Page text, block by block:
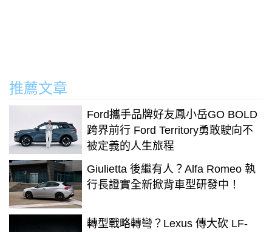
推薦文章
Ford攜手品牌好友鳳小岳GO BOLD
跨界前行 Ford Territory勇敢駛向不
被定義的人生旅程
Giulietta 後繼有人？Alfa Romeo 執
行長證實全新掀背車型研發中！
轉型戰略轉彎？Lexus 傳大砍 LF-